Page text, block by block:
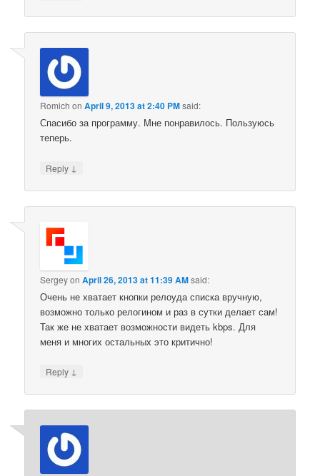
Romich onApril 9, 2013 at 2:40 PMsaid:
Спасибо за программу. Мне понравилось. Пользуюсь
теперь.
Reply ↓
SergeyonApril 26, 2013 at 11:39 AMsaid:
Очень не хватает кнопки релоуда списка вручную,
возможно только релогином и раз в сутки делает сам!
Так же не хватает возможности видеть kbps. Для
меня и многих остальных это критично!
Reply ↓